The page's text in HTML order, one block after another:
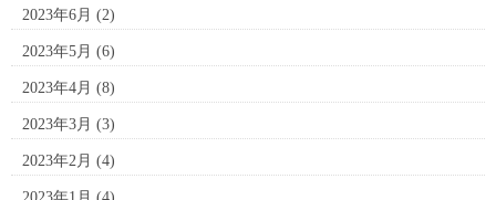
2023年6月 (2)
2023年5月 (6)
2023年4月 (8)
2023年3月 (3)
2023年2月 (4)